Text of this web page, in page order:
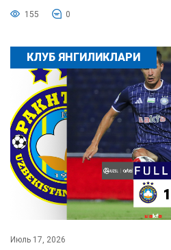
155 0
КЛУБ ЯНГИЛИКЛАРИ
Июль 17, 2026